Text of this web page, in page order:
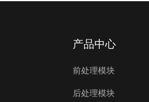
产品中心
前处理模块
后处理模块